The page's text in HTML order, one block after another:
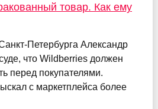
товар. Как ему
Петербурга Александр
что Wildberries должен
перед покупателями.
с маркетплейса более